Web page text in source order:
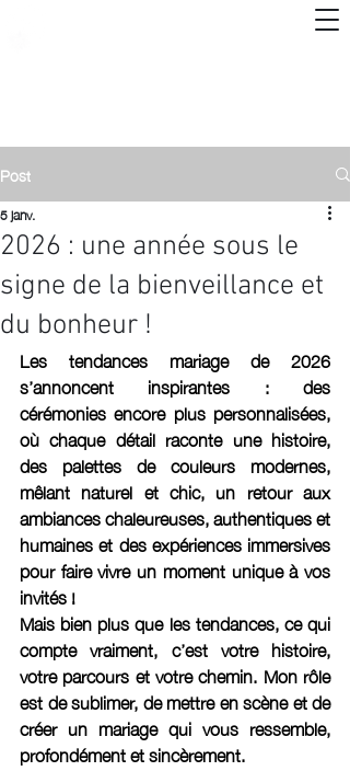
Post
2026 : une année sous le
signe de la bienveillance et
du bonheur !
5 janv.
Les tendances mariage de 2026
s’annoncent inspirantes : des
cérémonies encore plus personnalisées,
où chaque détail raconte une histoire,
des palettes de couleurs modernes,
mêlant naturel et chic, un retour aux
ambiances chaleureuses, authentiques et
humaines et des expériences immersives
pour faire vivre un moment unique à vos
invités !
Mais bien plus que les tendances, ce qui
compte vraiment, c’est votre histoire,
votre parcours et votre chemin. Mon rôle
est de sublimer, de mettre en scène et de
créer un mariage qui vous ressemble,
profondément et sincèrement.